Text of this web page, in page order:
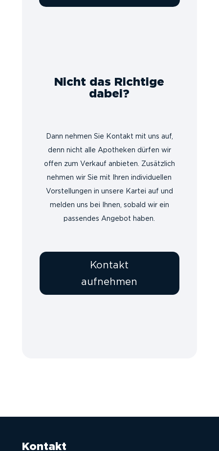
Nicht das Richtige
dabei?
Dann nehmen Sie Kontakt mit uns auf,
denn nicht alle Apotheken dürfen wir
offen zum Verkauf anbieten. Zusätzlich
nehmen wir Sie mit Ihren individuellen
Vorstellungen in unsere Kartei auf und
melden uns bei Ihnen, sobald wir ein
passendes Angebot haben.
Kontakt
aufnehmen
Kontakt